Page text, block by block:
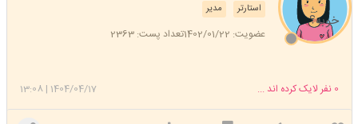
مدیر استارتر
عضویت: 1402/01/22 تعداد پست: 2363
خوبه؟
1404/04/17
|
13:08 0 نفر لایک کرده اند ...